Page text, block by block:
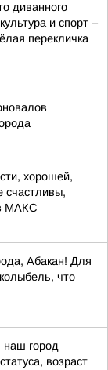
диванного
и спорт –
перекличка
хорошей,
счастливы,
МАКС
Абакан! Для
что
наш город
возраст